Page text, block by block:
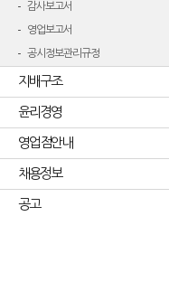
감사보고서
영업보고서
공시정보관리규정
지배구조
윤리경영
영업점안내
채용정보
공고